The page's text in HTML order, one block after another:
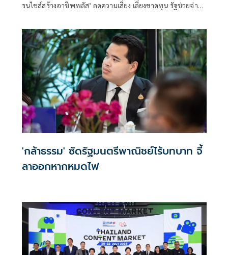
รนไชส์สร้างอาชีพพลัส’ ลดความเสี่ยง เลี่ยงขาดทุน รัฐช่วยจ่าย
'กล้าธรรม' ซัดรัฐมนตรีพาณิชย์ไร้บทบาท จี้
ลาออกหากหมดไฟ